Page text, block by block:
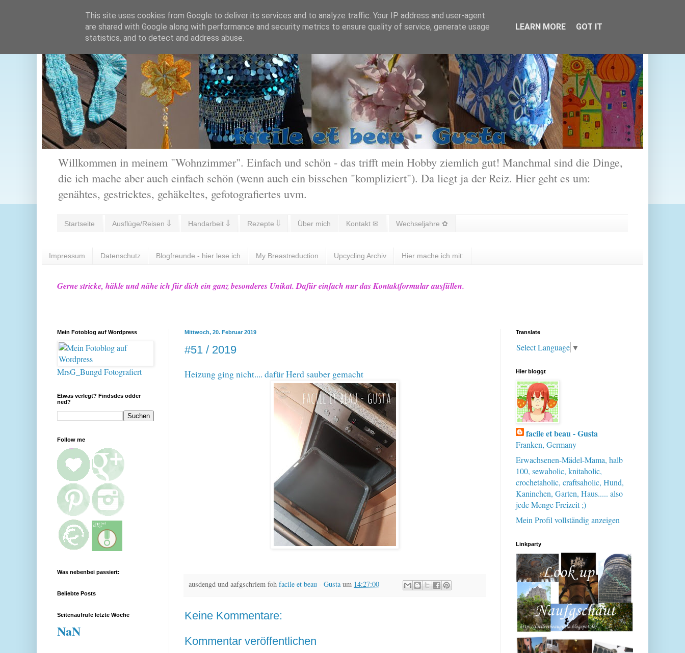
Willkommen in meinem "Wohnzimmer". Einfach und schön - das trifft mein Hobby ziemlich gut! Manchmal sind die Dinge,
die ich mache aber auch einfach schön (wenn auch ein bisschen "kompliziert"). Da liegt ja der Reiz. Hier geht es um:
genähtes, gestricktes, gehäkeltes, gefotografiertes uvm.
Startseite Ausflüge/Reisen ⇓ Handarbeit ⇓ Rezepte ⇓ Über mich Kontakt ✉ Wechseljahre ✿
Impressum Datenschutz Blogfreunde - hier lese ich My Breastreduction Upcycling Archiv Hier mache ich mit:
Gerne stricke, häkle und nähe ich für dich ein ganz besonderes Unikat. Dafür einfach nur das Kontaktformular ausfüllen.
Mittwoch, 20. Februar 2019
#51 / 2019
Heizung ging nicht.... dafür Herd sauber gemacht
ausdengd und aafgschriem foh facile et beau - Gusta um 14:27:00
Keine Kommentare:
Kommentar veröffentlichen
Mein Fotoblog auf Wordpress
MrsG_Bungd Fotografiert
Etwas verlegt? Findsdes odder
ned?
Follow me
Was nebenbei passiert:
Beliebte Posts
Seitenaufrufe letzte Woche
NaN
Translate
Select Language ▼
Hier bloggt
facile et beau - Gusta
Franken, Germany
Erwachsenen-Mädel-Mama, halb
100, sewaholic, knitaholic,
crochetaholic, craftsaholic, Hund,
Kaninchen, Garten, Haus..... also
jede Menge Freizeit ;)
Mein Profil vollständig anzeigen
Linkparty
This site uses cookies from Google to deliver its services and to analyze traffic. Your IP address and user-agent
are shared with Google along with performance and security metrics to ensure quality of service, generate usage
statistics, and to detect and address abuse.
LEARN MORE GOT IT